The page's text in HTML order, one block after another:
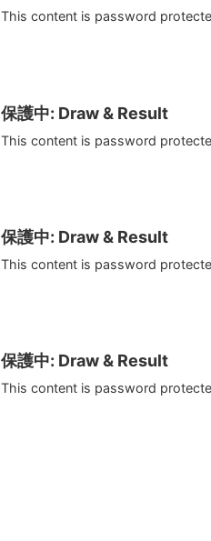
This content is password
保護中: Draw & Result
This content is password
保護中: Draw & Result
This content is password
保護中: Draw & Result
This content is password